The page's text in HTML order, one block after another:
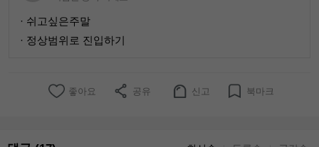
· 쉬고싶은주말
· 정상범위로 진입하기
좋아요 공유 신고 북마크